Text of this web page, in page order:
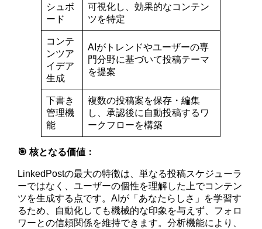
シュボ
ード
可視化し、効果的なコンテン
ツを特定
コンテ
ンツア
イデア
生成
AIがトレンドやユーザーの専
門分野に基づいて投稿テーマ
を提案
下書き
管理機
能
複数の投稿案を保存・編集
し、承認後に自動投稿するワ
ークフローを構築
🎯 核となる価値：
LinkedPostの最大の特徴は、単なる投稿スケジューラ
ーではなく、ユーザーの個性を理解した上でコンテン
ツを生成する点です。AIが「あなたらしさ」を学習す
るため、自動化しても機械的な印象を与えず、フォロ
ワーとの信頼関係を維持できます。分析機能により、